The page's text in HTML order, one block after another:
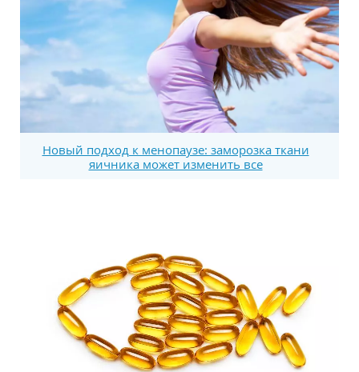
Новый подход к менопаузе: заморозка ткани
яичника может изменить все